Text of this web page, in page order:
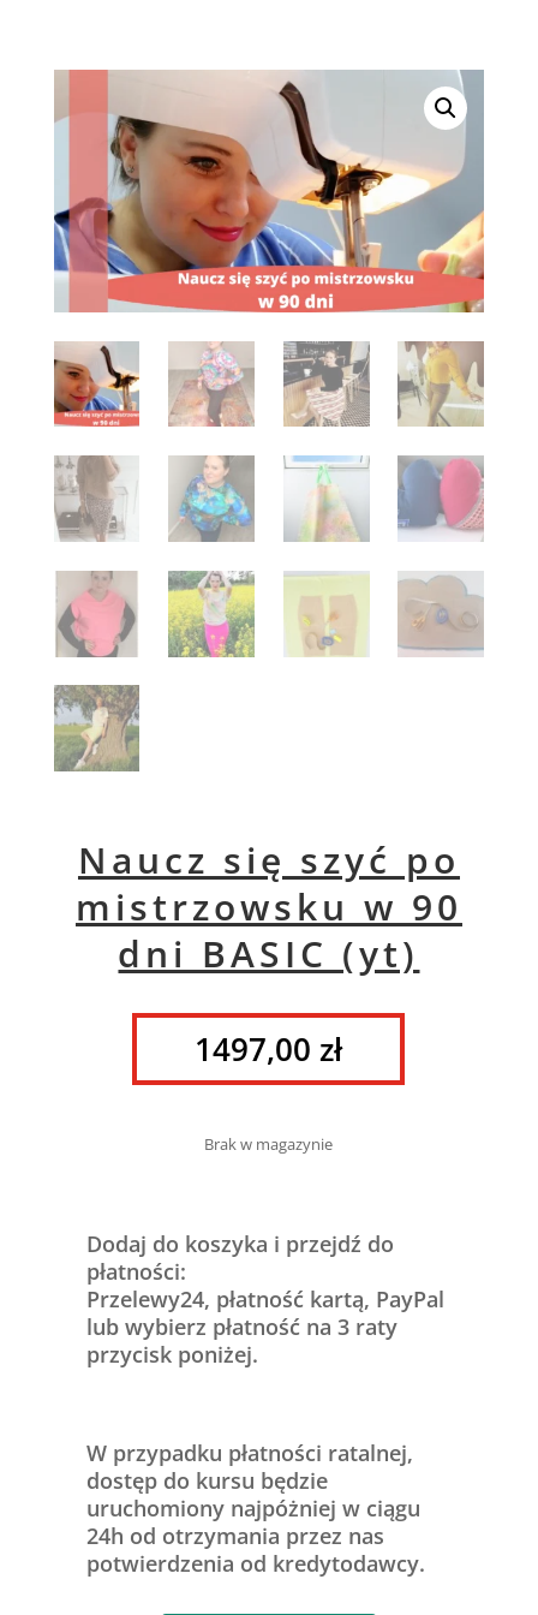
Naucz się szyć po
mistrzowsku w 90
dni BASIC (yt)
1497,00 zł
Brak w magazynie
Dodaj do koszyka i przejdź do
płatności:
Przelewy24, płatność kartą, PayPal
lub wybierz płatność na 3 raty
przycisk poniżej.
W przypadku płatności ratalnej,
dostęp do kursu będzie
uruchomiony najpóżniej w ciągu
24h od otrzymania przez nas
potwierdzenia od kredytodawcy.